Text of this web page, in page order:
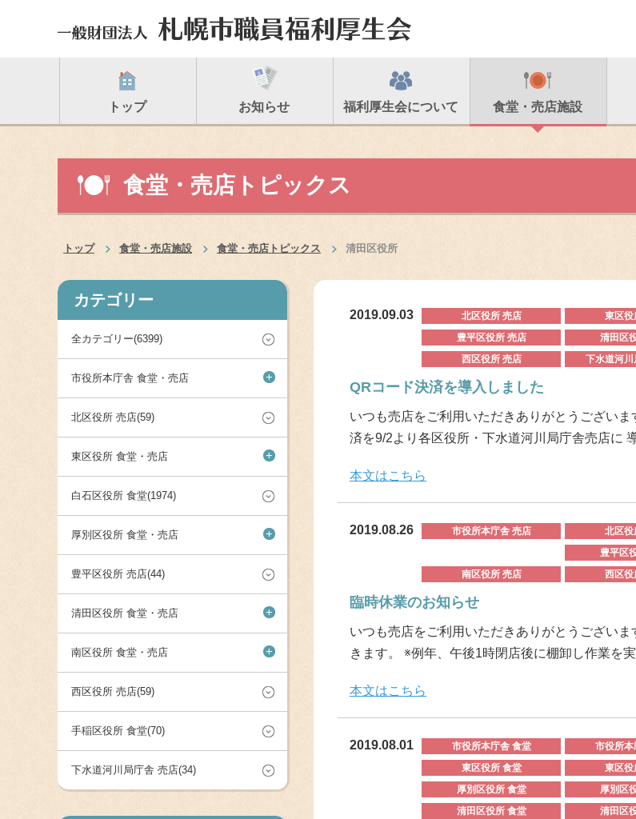
トップ お知らせ 福利厚生会について 食堂・売店施設
食堂・売店トピックス
トップ 食堂・売店施設 食堂・売店トピックス 清田区役所
カテゴリー
全カテゴリー(6399)
市役所本庁舎 食堂・売店 +
北区役所 売店(59)
東区役所 食堂・売店 +
白石区役所 食堂(1974)
厚別区役所 食堂・売店 +
豊平区役所 売店(44)
清田区役所 食堂・売店 +
南区役所 食堂・売店 +
西区役所 売店(59)
手稲区役所 食堂(70)
下水道河川局庁舎 売店(34)
2019.09.03 北区役所 売店
東区役
豊平区役所 売店
清田区
西区役所 売店
下水道河川
QRコード決済を導入しました
いつも売店をご利用いただきありがとうござい
済を9/2より各区役所・下水道河川局庁舎売店に
本文はこちら
2019.08.26 市役所本庁舎 売店 北区役
豊平区
南区役所 売店
西区役
臨時休業のお知らせ
いつも売店をご利用いただきありがとうござい
きます。 ※例年、午後1時閉店後に棚卸し作業を
本文はこちら
2019.08.01 市役所本庁舎 食堂 市役所本
東区役所 食堂
東区役
厚別区役所 食堂
厚別区
清田区役所 食堂
清田区